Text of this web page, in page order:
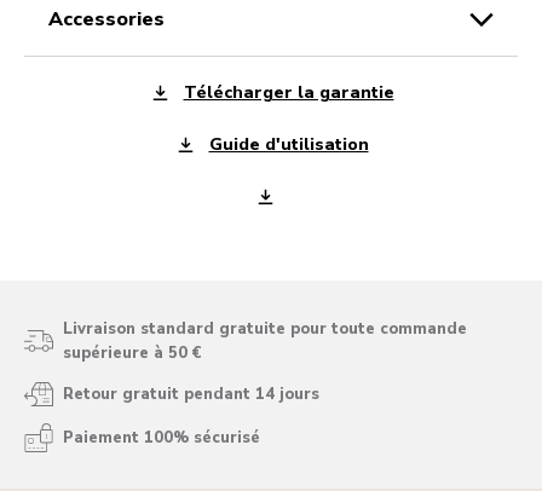
accessories
Télécharger la garantie
Guide d'utilisation
Livraison standard gratuite pour toute commande
supérieure à 50 €
Retour gratuit pendant 14 jours
Paiement 100% sécurisé